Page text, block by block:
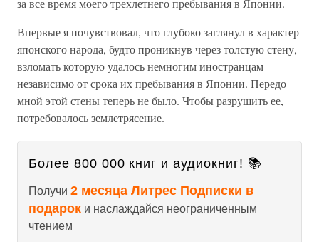
за все время моего трехлетнего пребывания в Японии.
Впервые я почувствовал, что глубоко заглянул в характер
японского народа, будто проникнув через толстую стену,
взломать которую удалось немногим иностранцам
независимо от срока их пребывания в Японии. Передо
мной этой стены теперь не было. Чтобы разрушить ее,
потребовалось землетрясение.
Более 800 000 книг и аудиокниг! 📚
Получи 2 месяца Литрес Подписки в
подарок и наслаждайся неограниченным
чтением